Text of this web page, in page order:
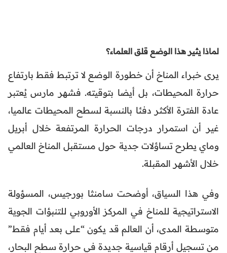
لماذا يثير هذا الوضع قلق العلماء؟
يرى خبراء المناخ أن خطورة الوضع لا ترتبط فقط بارتفاع
حرارة المحيطات، بل أيضا بتوقيته. فشهر مارس يُعتبر
عادة الفترة الأكثر دفئا بالنسبة لسطح المحيطات عالميا،
غير أن استمرار درجات الحرارة المرتفعة خلال أبريل
وماي يطرح تساؤلات جدية حول مستقبل المناخ العالمي
خلال الأشهر المقبلة.
وفي هذا السياق، أوضحت سامنثا بورجيس، المسؤولة
الاستراتيجية للمناخ في المركز الأوروبي للتنبؤات الجوية
متوسطة المدى، أن العالم قد يكون “على بعد أيام فقط”
من تسجيل أرقام قياسية جديدة في حرارة سطح البحار،